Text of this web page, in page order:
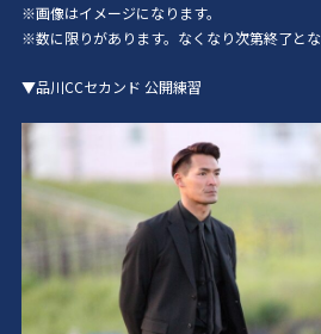
※画像はイメージになります。
※数に限りがあります。なくなり次第終了とな
▼品川CCセカンド 公開練習